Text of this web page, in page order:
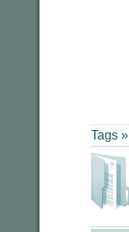
Tags »